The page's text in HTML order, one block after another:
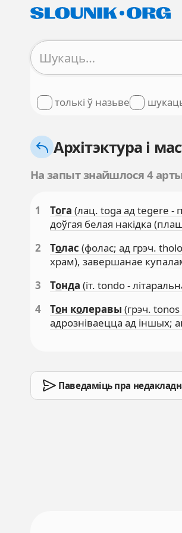
толькі ў назьве
Архітэктура і
На запыт знайшлося 4
1 Тога (лац. toga ад tegere -
доўгая белая накідка
2
Толас (фолас; ад грэч.
храм), завершанае
3
Тонда (іт. tondo -
4
Тон колеравы (грэч.
адрозніваецца ад іншых;
Паведаміць пра